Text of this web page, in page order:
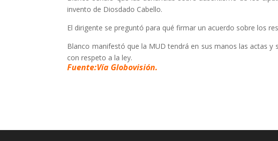
invento de Diosdado Cabello.
El dirigente se preguntó para qué firmar un acuerdo sobre los
Blanco manifestó que la MUD tendrá en sus manos las actas
con respeto a la ley.
Fuente:Vía Globovisión.